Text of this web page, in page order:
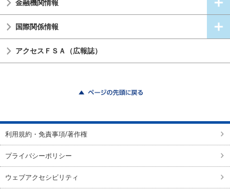
金融機関情報
国際関係情報
アクセスＦＳＡ（広報誌）
利用規約・免責事項/著作権
プライバシーポリシー
ウェブアクセシビリティ